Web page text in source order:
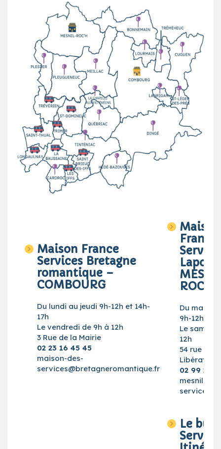
Maison France
Services Bretagne
romantique –
COMBOURG
Du lundi au jeudi 9h-12h et 14h-
17h
Le vendredi de 9h à 12h
3 Rue de la Mairie
02 23 16 45 45
maison-des-
services@bretagneromantique.fr
Maison
France
ROC’H
Du mardi
9h-12h et
Le samedi
12h
54 rue de
Libération
02 99 21
mesnil-
Le bus